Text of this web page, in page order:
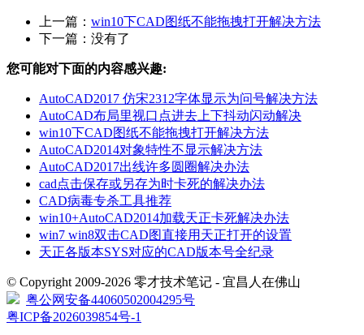
上一篇： win10下CAD图纸不能拖拽打开解决方法
下一篇：没有了
您可能对下面的内容感兴趣:
AutoCAD2017 仿宋2312字体显示为问号解决方法
AutoCAD布局里视口点进去上下抖动闪动解决
win10下CAD图纸不能拖拽打开解决方法
AutoCAD2014对象特性不显示解决方法
AutoCAD2017出线许多圆圈解决办法
cad点击保存或另存为时卡死的解决办法
CAD病毒专杀工具推荐
win10+AutoCAD2014加载天正卡死解决办法
win7 win8双击CAD图直接用天正打开的设置
天正各版本SYS对应的CAD版本号全纪录
© Copyright 2009-2026 零才技术笔记 - 宜昌人在佛山
粤公网安备44060502004295号
粤ICP备2026039854号-1